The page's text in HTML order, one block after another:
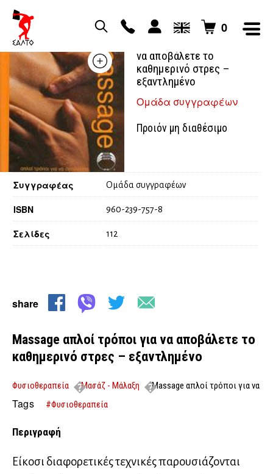
0
να αποβάλετε το
καθημερινό στρες –
εξαντλημένο
Ομάδα συγγραφέων
Προιόν μη διαθέσιμο
Συγγραφέας Ομάδα συγγραφέων
ISBN 960-239-757-8
Σελίδες 112
share
Massage απλοί τρόποι για να αποβάλετε το
καθημερινό στρες – εξαντλημένο
Φυσιοθεραπεία Μασάζ - Μάλαξη
Massage απλοί τρόποι για να
αποβάλετε το καθημερινό στρες – εξαντλημένο
Tags #Φυσιοθεραπεία
Περιγραφή
Είκοσι διαφορετικές τεχνικές παρουσιάζονται